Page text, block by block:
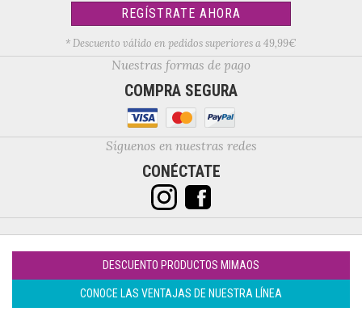
REGÍSTRATE AHORA
* Descuento válido en pedidos superiores a 49,99€
Nuestras formas de pago
COMPRA SEGURA
Síguenos en nuestras redes
CONÉCTATE
DESCUENTO PRODUCTOS MIMAOS
CONOCE LAS VENTAJAS DE NUESTRA LÍNEA